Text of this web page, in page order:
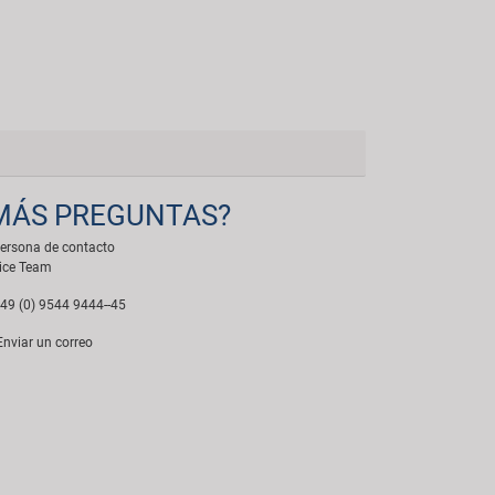
PREGUNTAS?
de contacto
Team
(0) 9544 9444--45
un correo